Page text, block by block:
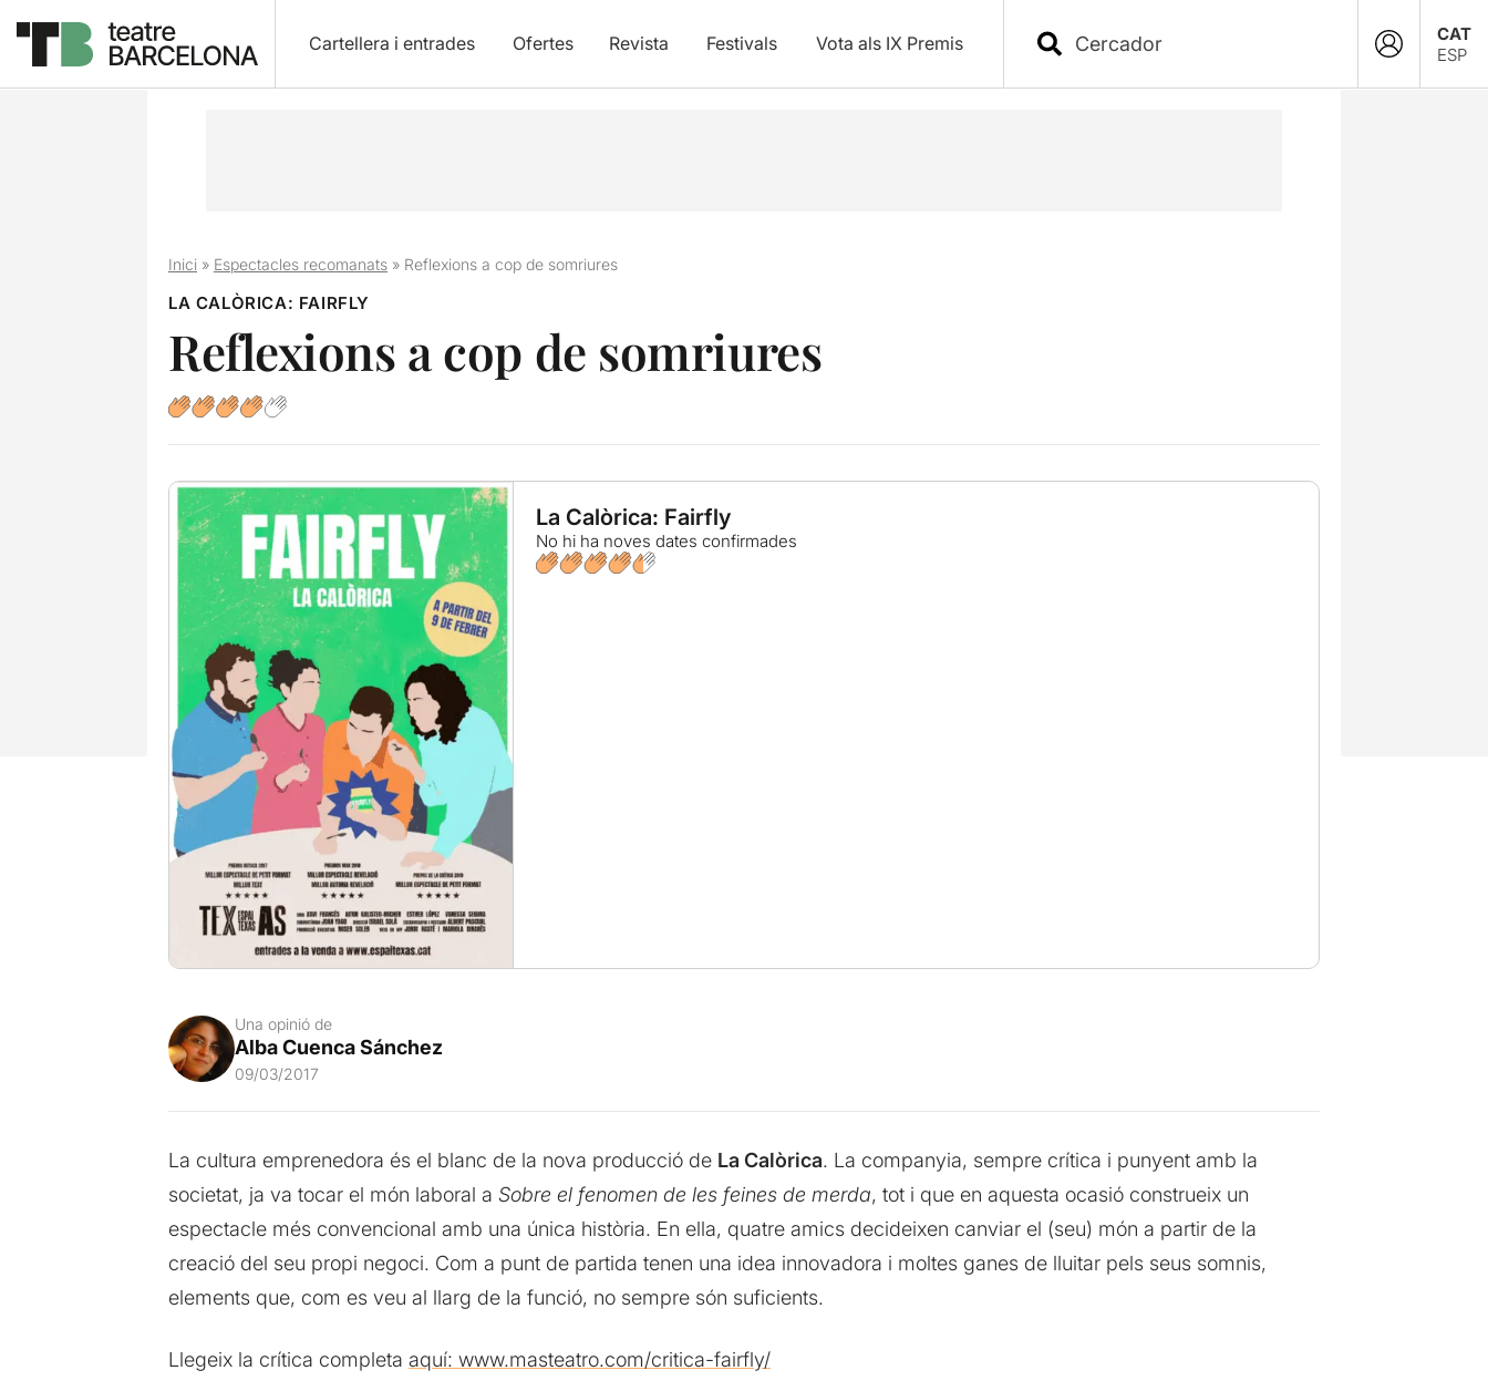
Cartellera i entrades Ofertes Revista Festivals Vota als IX Premis
CAT
ESP
Inici» Espectacles recomanats» Reflexions a cop de somriures
LA CALÒRICA: FAIRFLY
Reflexions a cop de somriures
La Calòrica: Fairfly
No hi ha noves dates confirmades
Una opinió de
Alba Cuenca Sánchez
09/03/2017
La cultura emprenedora és el blanc de la nova producció de La Calòrica. La companyia, sempre crítica i punyent amb la
societat, ja va tocar el món laboral a Sobre el fenomen de les feines de merda, tot i que en aquesta ocasió construeix un
espectacle més convencional amb una única història. En ella, quatre amics decideixen canviar el (seu) món a partir de la
creació del seu propi negoci. Com a punt de partida tenen una idea innovadora i moltes ganes de lluitar pels seus somnis,
elements que, com es veu al llarg de la funció, no sempre són suficients.
Llegeix la crítica completa aquí: www.masteatro.com/critica-fairfly/